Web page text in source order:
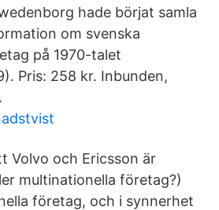
hade börjat samla
om svenska
på 1970-talet
Pris: 258 kr. Inbunden,
Volvo och Ericsson är
multinationella företag?)
företag, och i synnerhet